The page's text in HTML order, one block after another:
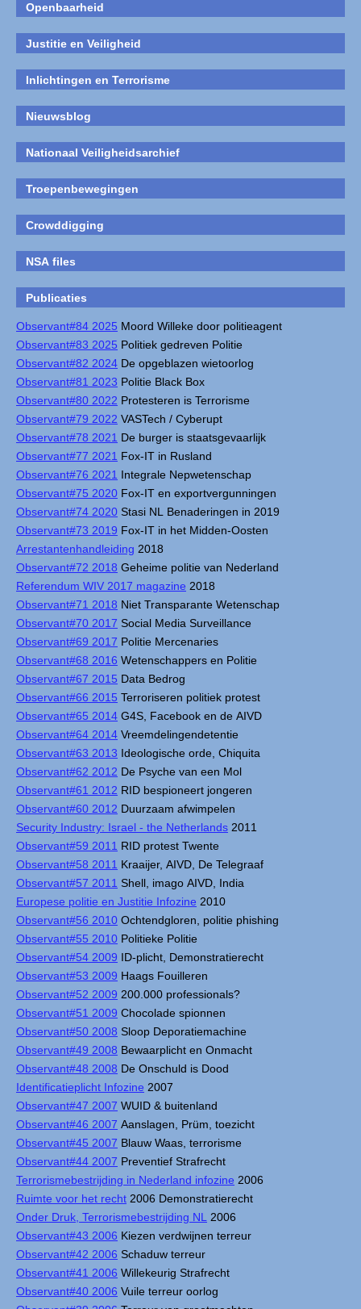
Openbaarheid
Justitie en Veiligheid
Inlichtingen en Terrorisme
Nieuwsblog
Nationaal Veiligheidsarchief
Troepenbewegingen
Crowddigging
NSA files
Publicaties
Observant#84 2025 Moord Willeke door politieagent
Observant#83 2025 Politiek gedreven Politie
Observant#82 2024 De opgeblazen wietoorlog
Observant#81 2023 Politie Black Box
Observant#80 2022 Protesteren is Terrorisme
Observant#79 2022 VASTech / Cyberupt
Observant#78 2021 De burger is staatsgevaarlijk
Observant#77 2021 Fox-IT in Rusland
Observant#76 2021 Integrale Nepwetenschap
Observant#75 2020 Fox-IT en exportvergunningen
Observant#74 2020 Stasi NL Benaderingen in 2019
Observant#73 2019 Fox-IT in het Midden-Oosten
Arrestantenhandleiding 2018
Observant#72 2018 Geheime politie van Nederland
Referendum WIV 2017 magazine 2018
Observant#71 2018 Niet Transparante Wetenschap
Observant#70 2017 Social Media Surveillance
Observant#69 2017 Politie Mercenaries
Observant#68 2016 Wetenschappers en Politie
Observant#67 2015 Data Bedrog
Observant#66 2015 Terroriseren politiek protest
Observant#65 2014 G4S, Facebook en de AIVD
Observant#64 2014 Vreemdelingendetentie
Observant#63 2013 Ideologische orde, Chiquita
Observant#62 2012 De Psyche van een Mol
Observant#61 2012 RID bespioneert jongeren
Observant#60 2012 Duurzaam afwimpelen
Security Industry: Israel - the Netherlands 2011
Observant#59 2011 RID protest Twente
Observant#58 2011 Kraaijer, AIVD, De Telegraaf
Observant#57 2011 Shell, imago AIVD, India
Europese politie en Justitie Infozine 2010
Observant#56 2010 Ochtendgloren, politie phishing
Observant#55 2010 Politieke Politie
Observant#54 2009 ID-plicht, Demonstratierecht
Observant#53 2009 Haags Fouilleren
Observant#52 2009 200.000 professionals?
Observant#51 2009 Chocolade spionnen
Observant#50 2008 Sloop Deporatiemachine
Observant#49 2008 Bewaarplicht en Onmacht
Observant#48 2008 De Onschuld is Dood
Identificatieplicht Infozine 2007
Observant#47 2007 WUID & buitenland
Observant#46 2007 Aanslagen, Prüm, toezicht
Observant#45 2007 Blauw Waas, terrorisme
Observant#44 2007 Preventief Strafrecht
Terrorismebestrijding in Nederland infozine 2006
Ruimte voor het recht 2006 Demonstratierecht
Onder Druk, Terrorismebestrijding NL
2006
Observant#43 2006 Kiezen verdwijnen terreur
Observant#42 2006 Schaduw terreur
Observant#41 2006 Willekeurig Strafrecht
Observant#40 2006 Vuile terreur oorlog